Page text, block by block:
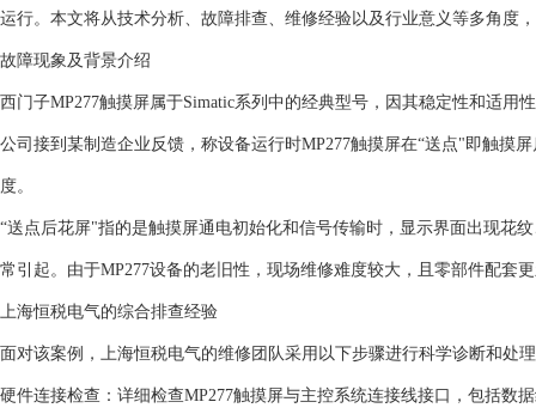
运行。本文将从技术分析、故障排查、维修经验以及行业意义等多角度
故障现象及背景介绍
西门子MP277触摸屏属于Simatic系列中的经典型号，因其稳定性和适
公司接到某制造企业反馈，称设备运行时MP277触摸屏在“送点"即触摸
度。
“送点后花屏"指的是触摸屏通电初始化和信号传输时，显示界面出现花
常引起。由于MP277设备的老旧性，现场维修难度较大，且零部件配套
上海恒税电气的综合排查经验
面对该案例，上海恒税电气的维修团队采用以下步骤进行科学诊断和处
硬件连接检查：详细检查MP277触摸屏与主控系统连接线接口，包括数